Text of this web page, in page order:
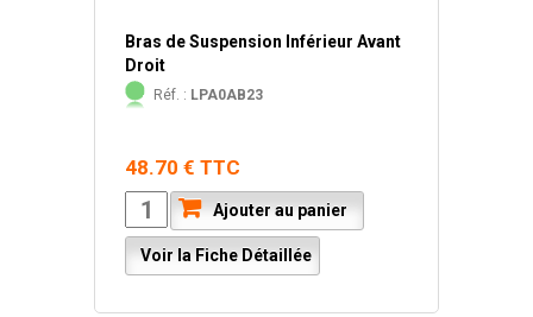
Bras de Suspension Inférieur Avant
Droit
Réf. : LPA0AB23
48.70 € TTC
Ajouter au panier
Voir la Fiche Détaillée